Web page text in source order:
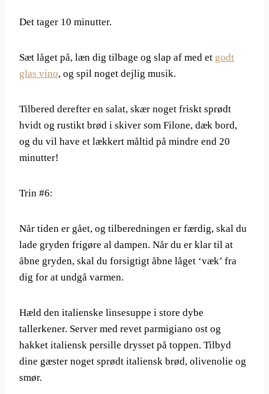
Det tager 10 minutter.
Sæt låget på, læn dig tilbage og slap af med et godt
glas vino, og spil noget dejlig musik.
Tilbered derefter en salat, skær noget friskt sprødt
hvidt og rustikt brød i skiver som Filone, dæk bord,
og du vil have et lækkert måltid på mindre end 20
minutter!
Trin #6:
Når tiden er gået, og tilberedningen er færdig, skal du
lade gryden frigøre al dampen. Når du er klar til at
åbne gryden, skal du forsigtigt åbne låget ‘væk’ fra
dig for at undgå varmen.
Hæld den italienske linsesuppe i store dybe
tallerkener. Server med revet parmigiano ost og
hakket italiensk persille drysset på toppen. Tilbyd
dine gæster noget sprødt italiensk brød, olivenolie og
smør.